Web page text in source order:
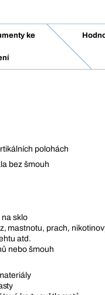
ke
polohách
bez šmouh
na sklo
mastnotu, prach,
atd.
nebo šmouh